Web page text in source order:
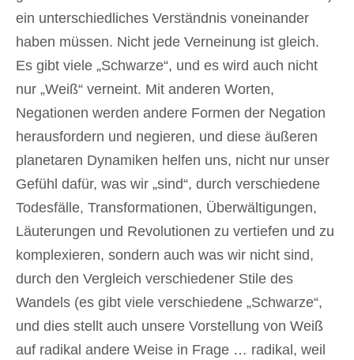
ein unterschiedliches Verständnis voneinander
haben müssen. Nicht jede Verneinung ist gleich.
Es gibt viele „Schwarze“, und es wird auch nicht
nur „Weiß“ verneint. Mit anderen Worten,
Negationen werden andere Formen der Negation
herausfordern und negieren, und diese äußeren
planetaren Dynamiken helfen uns, nicht nur unser
Gefühl dafür, was wir „sind“, durch verschiedene
Todesfälle, Transformationen, Überwältigungen,
Läuterungen und Revolutionen zu vertiefen und zu
komplexieren, sondern auch was wir nicht sind,
durch den Vergleich verschiedener Stile des
Wandels (es gibt viele verschiedene „Schwarze“,
und dies stellt auch unsere Vorstellung von Weiß
auf radikal andere Weise in Frage … radikal, weil